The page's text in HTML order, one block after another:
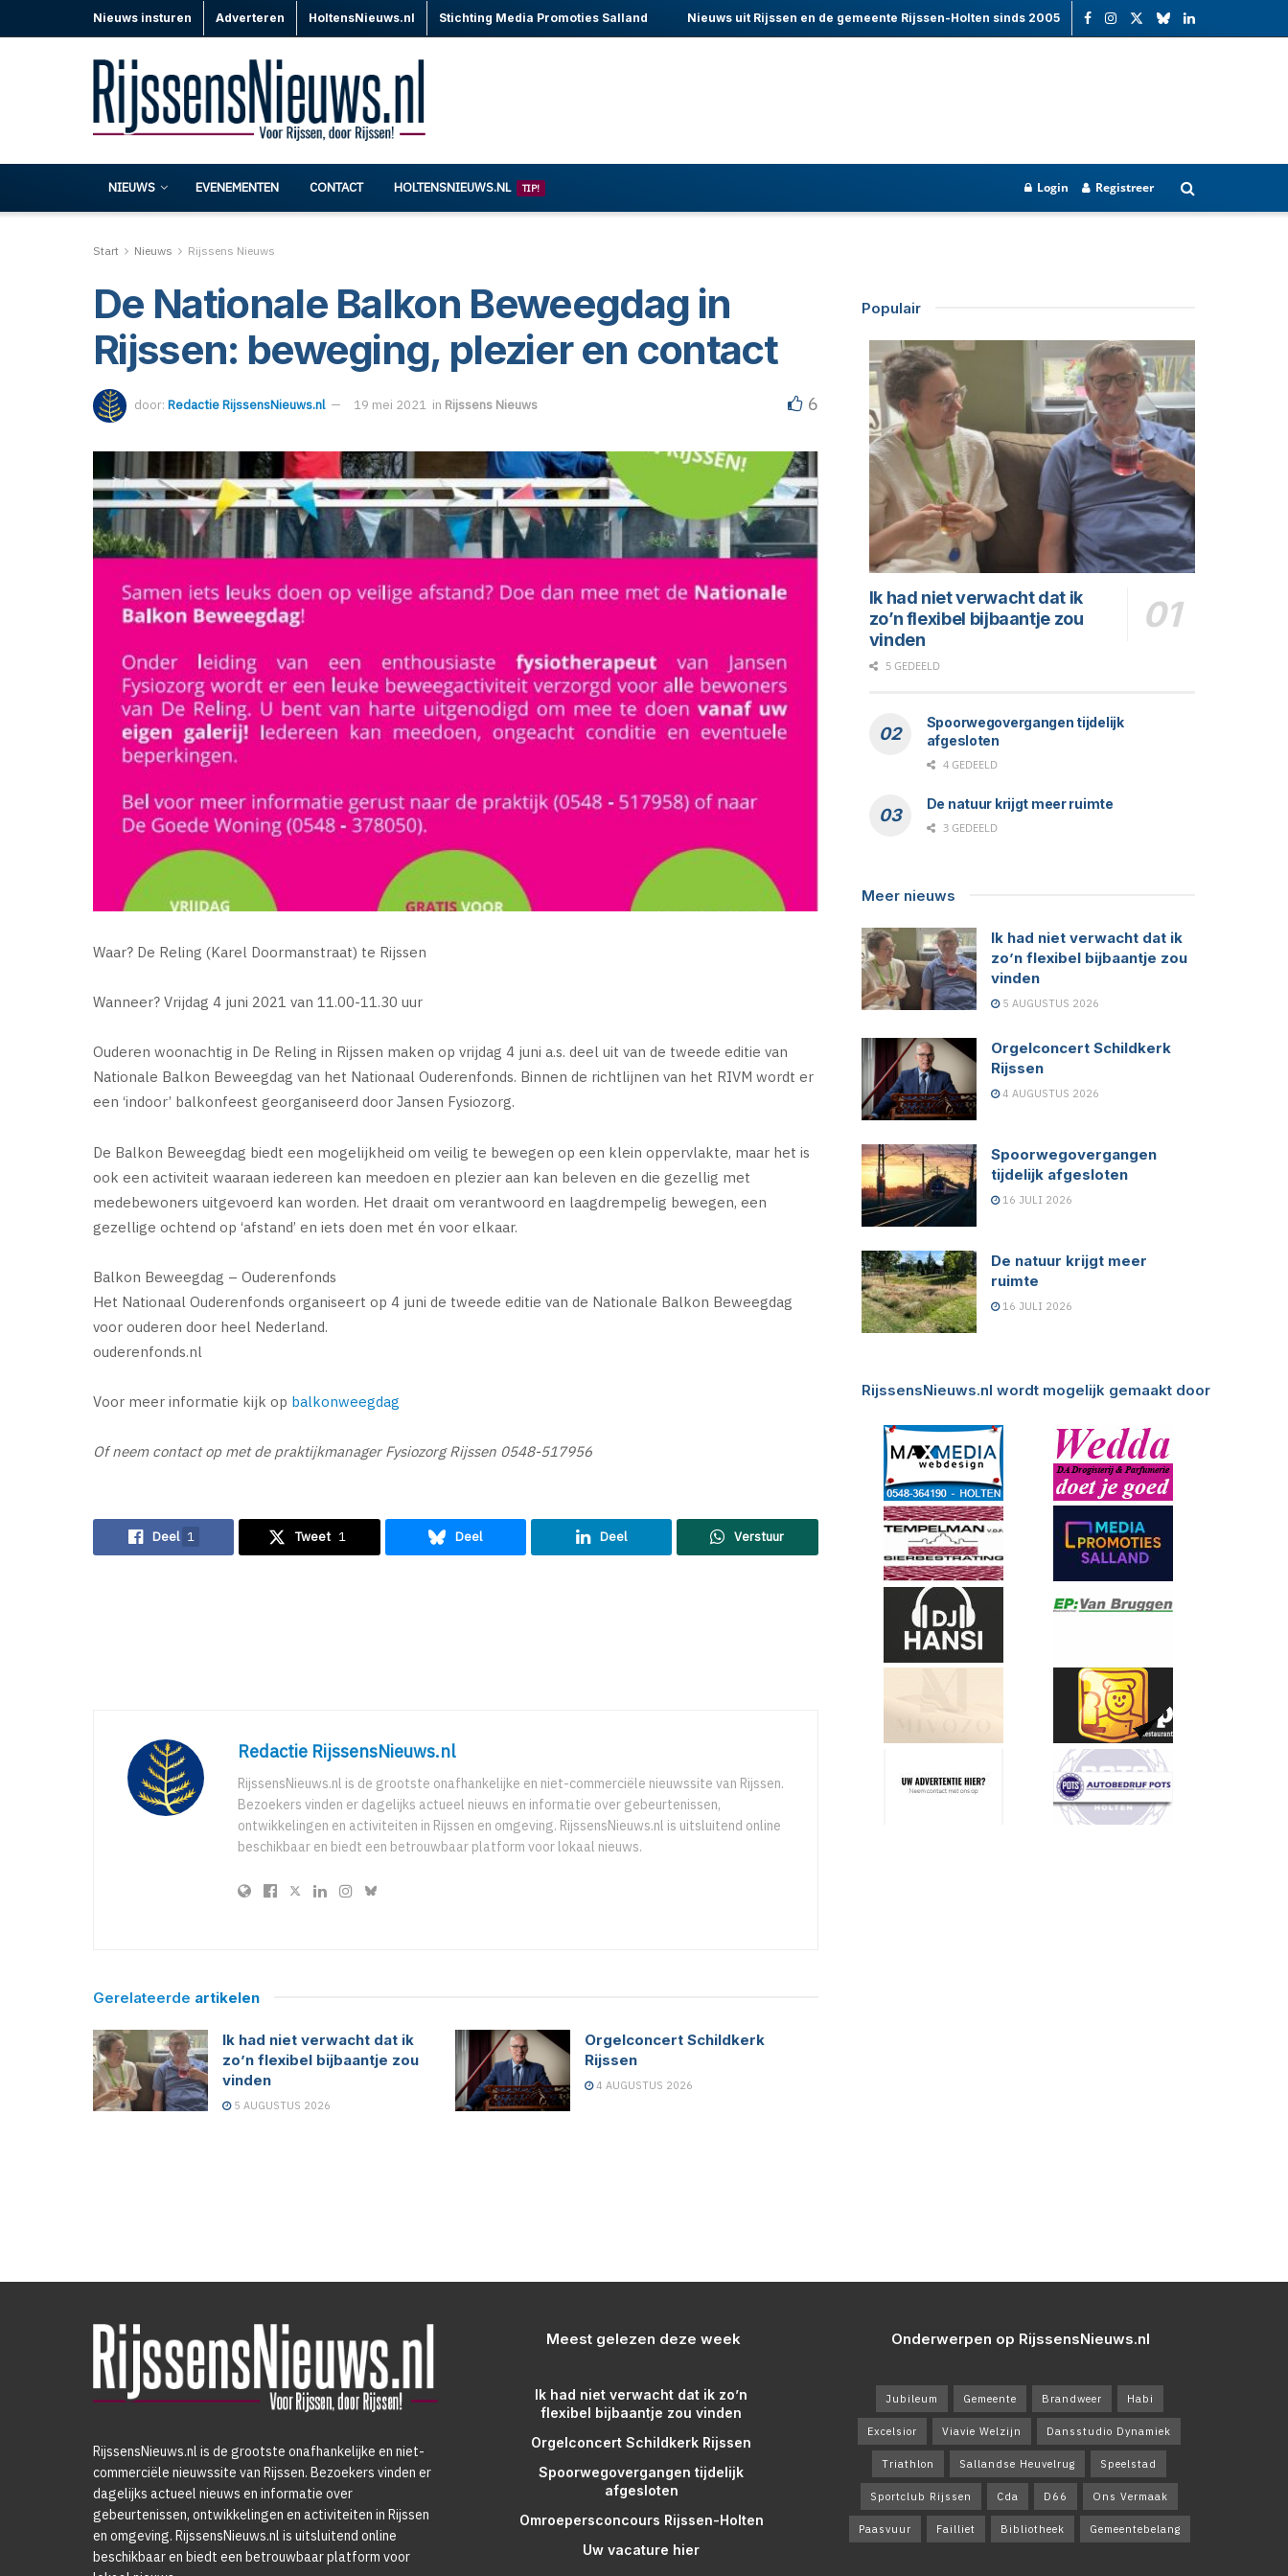
Nieuws insturen Adverteren HoltensNieuws.nl Stichting Media Promoties Salland Nieuws uit Rijssen en de gemeente Rijssen-Holten sinds 2005
NIEUWS EVENEMENTEN CONTACT HOLTENSNIEUWS.NL TIP! Login Registreer
Start Nieuws Rijssens Nieuws
De Nationale Balkon Beweegdag in
Rijssen: beweging, plezier en contact
door: Redactie RijssensNieuws.nl 19 mei 2021 in Rijssens Nieuws 6
Waar? De Reling (Karel Doormanstraat) te Rijssen
Wanneer? Vrijdag 4 juni 2021 van 11.00-11.30 uur
Ouderen woonachtig in De Reling in Rijssen maken op vrijdag 4 juni a.s. deel uit van de tweede editie van
Nationale Balkon Beweegdag van het Nationaal Ouderenfonds. Binnen de richtlijnen van het RIVM wordt er
een ‘indoor’ balkonfeest georganiseerd door Jansen Fysiozorg.
De Balkon Beweegdag biedt een mogelijkheid om veilig te bewegen op een klein oppervlakte, maar het is
ook een activiteit waaraan iedereen kan meedoen en plezier aan kan beleven en die gezellig met
medebewoners uitgevoerd kan worden. Het draait om verantwoord en laagdrempelig bewegen, een
gezellige ochtend op ‘afstand’ en iets doen met én voor elkaar.
Balkon Beweegdag – Ouderenfonds
Het Nationaal Ouderenfonds organiseert op 4 juni de tweede editie van de Nationale Balkon Beweegdag
voor ouderen door heel Nederland.
ouderenfonds.nl
Voor meer informatie kijk op balkonweegdag
Of neem contact op met de praktijkmanager Fysiozorg Rijssen 0548-517956
Deel 1 Tweet 1 Deel Deel Verstuur
Redactie RijssensNieuws.nl
RijssensNieuws.nl is de grootste onafhankelijke en niet-commerciële nieuwssite van Rijssen.
Bezoekers vinden er dagelijks actueel nieuws en informatie over gebeurtenissen,
ontwikkelingen en activiteiten in Rijssen en omgeving. RijssensNieuws.nl is uitsluitend online
beschikbaar en biedt een betrouwbaar platform voor lokaal nieuws.
Gerelateerde artikelen
Ik had niet verwacht dat ik
zo’n flexibel bijbaantje zou
vinden
5 AUGUSTUS 2026
Orgelconcert Schildkerk
Rijssen
4 AUGUSTUS 2026
Populair
Ik had niet verwacht dat ik
zo’n flexibel bijbaantje zou
vinden
5 GEDEELD
Spoorwegovergangen tijdelijk
afgesloten
4 GEDEELD
De natuur krijgt meer ruimte
3 GEDEELD
Meer nieuws
Ik had niet verwacht dat ik
zo’n flexibel bijbaantje zou
vinden
5 AUGUSTUS 2026
Orgelconcert Schildkerk
Rijssen
4 AUGUSTUS 2026
Spoorwegovergangen
tijdelijk afgesloten
16 JULI 2026
De natuur krijgt meer
ruimte
16 JULI 2026
RijssensNieuws.nl wordt mogelijk gemaakt door
RijssensNieuws.nl is de grootste onafhankelijke en niet-
commerciële nieuwssite van Rijssen. Bezoekers vinden er
dagelijks actueel nieuws en informatie over
gebeurtenissen, ontwikkelingen en activiteiten in Rijssen
en omgeving. RijssensNieuws.nl is uitsluitend online
beschikbaar en biedt een betrouwbaar platform voor
Meest gelezen deze week
Ik had niet verwacht dat ik zo’n
flexibel bijbaantje zou vinden
Orgelconcert Schildkerk Rijssen
Spoorwegovergangen tijdelijk
afgesloten
Omroepersconcours Rijssen-Holten
Uw vacature hier
Onderwerpen op RijssensNieuws.nl
Jubileum Gemeente Brandweer Habi
Excelsior Viavie Welzijn Dansstudio Dynamiek
Triathlon Sallandse Heuvelrug Speelstad
Sportclub Rijssen Cda D66 Ons Vermaak
Paasvuur Failliet Bibliotheek Gemeentebelang